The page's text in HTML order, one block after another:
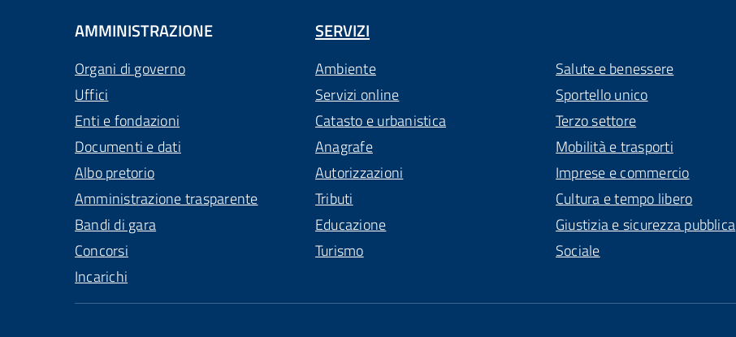
AMMINISTRAZIONE
Organi di governo
Uffici
Enti e fondazioni
Documenti e dati
Albo pretorio
Amministrazione trasparente
Bandi di gara
Concorsi
Incarichi
SERVIZI
Ambiente
Servizi online
Catasto e urbanistica
Anagrafe
Autorizzazioni
Tributi
Educazione
Turismo
Salute e benessere
Sportello unico
Terzo settore
Mobilità e trasporti
Imprese e commercio
Cultura e tempo libero
Giustizia e sicurezza pubblica
Sociale